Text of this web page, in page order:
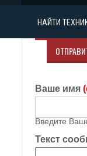
НАЙТИ
Ваше имя
Введите
Текст